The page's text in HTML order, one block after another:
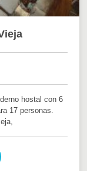
hostal con 6
17 personas.